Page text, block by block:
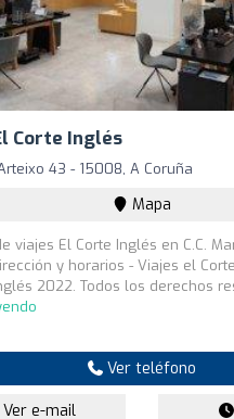
Corte Inglés
43 - 15008, A Coruña
Mapa
viajes El Corte Inglés en C.C.
y horarios - Viajes el
2022. Todos los derechos
Ver teléfono
Ver e-mail